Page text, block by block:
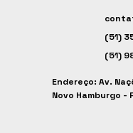
(51)
(51)
Endereço: Av.
Novo Hamburgo -